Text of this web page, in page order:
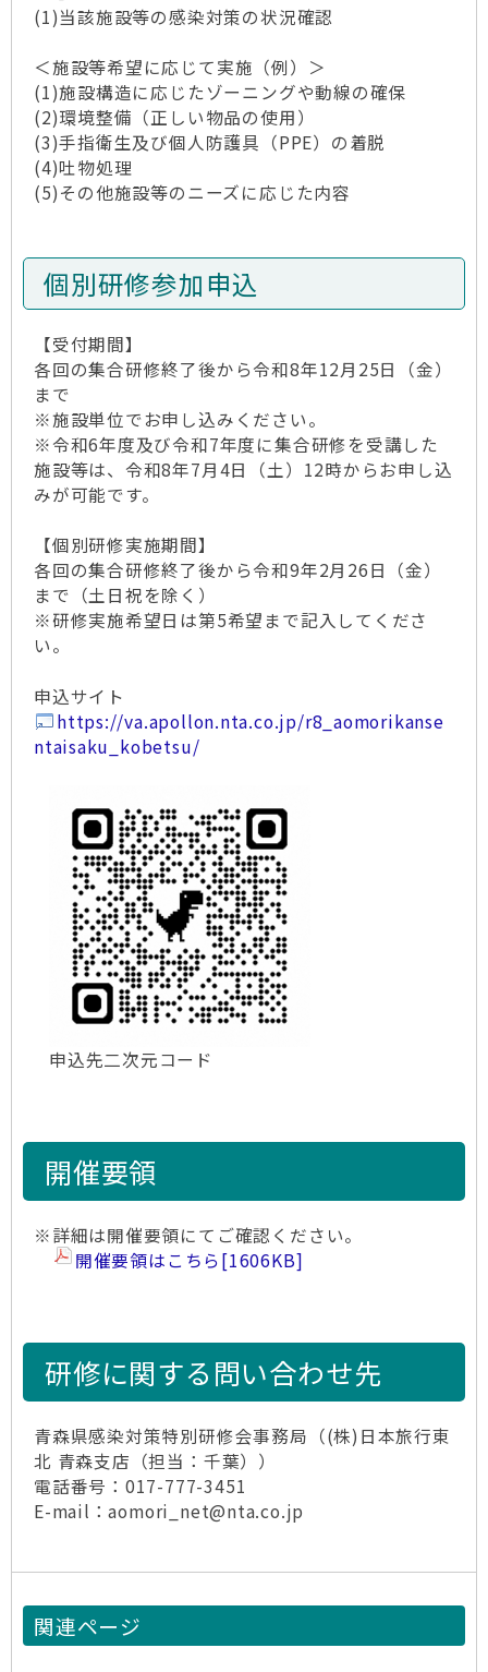
(1)当該施設等の感染対策の状況確認
＜施設等希望に応じて実施（例）＞
(1)施設構造に応じたゾーニングや動線の確保
(2)環境整備（正しい物品の使用）
(3)手指衛生及び個人防護具（PPE）の着脱
(4)吐物処理
(5)その他施設等のニーズに応じた内容
個別研修参加申込
【受付期間】
各回の集合研修終了後から令和8年12月25日（金）
まで
※施設単位でお申し込みください。
※令和6年度及び令和7年度に集合研修を受講した
施設等は、令和8年7月4日（土）12時からお申し込
みが可能です。
【個別研修実施期間】
各回の集合研修終了後から令和9年2月26日（金）
まで（土日祝を除く）
※研修実施希望日は第5希望まで記入してくださ
い。
申込サイト
https://va.apollon.nta.co.jp/r8_aomorikanse
ntaisaku_kobetsu/
申込先二次元コード
開催要領
※詳細は開催要領にてご確認ください。
開催要領はこちら[1606KB]
研修に関する問い合わせ先
青森県感染対策特別研修会事務局（(株)日本旅行東
北 青森支店（担当：千葉））
電話番号：017-777-3451
E-mail：aomori_net@nta.co.jp
関連ページ